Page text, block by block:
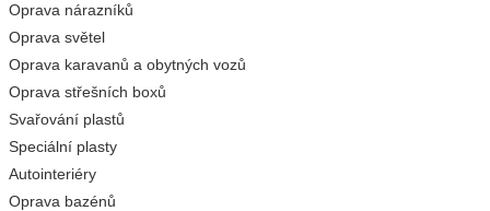
Oprava nárazníků
Oprava světel
Oprava karavanů a obytných vozů
Oprava střešních boxů
Svařování plastů
Speciální plasty
Autointeriéry
Oprava bazénů